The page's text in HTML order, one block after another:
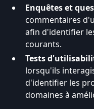
Enquêtes et
commentaires
afin d'identifier
courants.
Tests
lorsqu'ils
d'identifier les
domaines à